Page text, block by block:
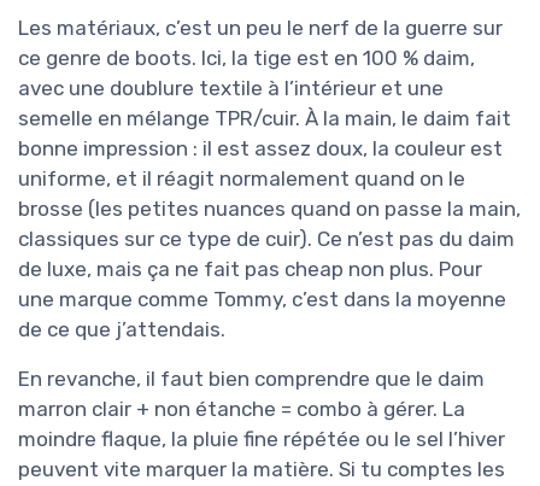
Les matériaux, c’est un peu le nerf de la guerre sur
ce genre de boots. Ici, la tige est en 100 % daim,
avec une doublure textile à l’intérieur et une
semelle en mélange TPR/cuir. À la main, le daim fait
bonne impression : il est assez doux, la couleur est
uniforme, et il réagit normalement quand on le
brosse (les petites nuances quand on passe la main,
classiques sur ce type de cuir). Ce n’est pas du daim
de luxe, mais ça ne fait pas cheap non plus. Pour
une marque comme Tommy, c’est dans la moyenne
de ce que j’attendais.
En revanche, il faut bien comprendre que le daim
marron clair + non étanche = combo à gérer. La
moindre flaque, la pluie fine répétée ou le sel l’hiver
peuvent vite marquer la matière. Si tu comptes les